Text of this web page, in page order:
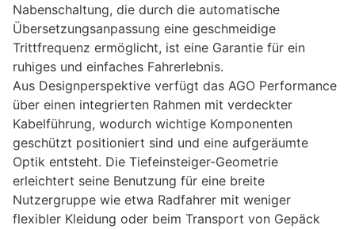
Nabenschaltung, die durch die automatische
Übersetzungsanpassung eine geschmeidige
Trittfrequenz ermöglicht, ist eine Garantie für ein
ruhiges und einfaches Fahrerlebnis.
Aus Designperspektive verfügt das AGO Performance
über einen integrierten Rahmen mit verdeckter
Kabelführung, wodurch wichtige Komponenten
geschützt positioniert sind und eine aufgeräumte
Optik entsteht. Die Tiefeinsteiger-Geometrie
erleichtert seine Benutzung für eine breite
Nutzergruppe wie etwa Radfahrer mit weniger
flexibler Kleidung oder beim Transport von Gepäck